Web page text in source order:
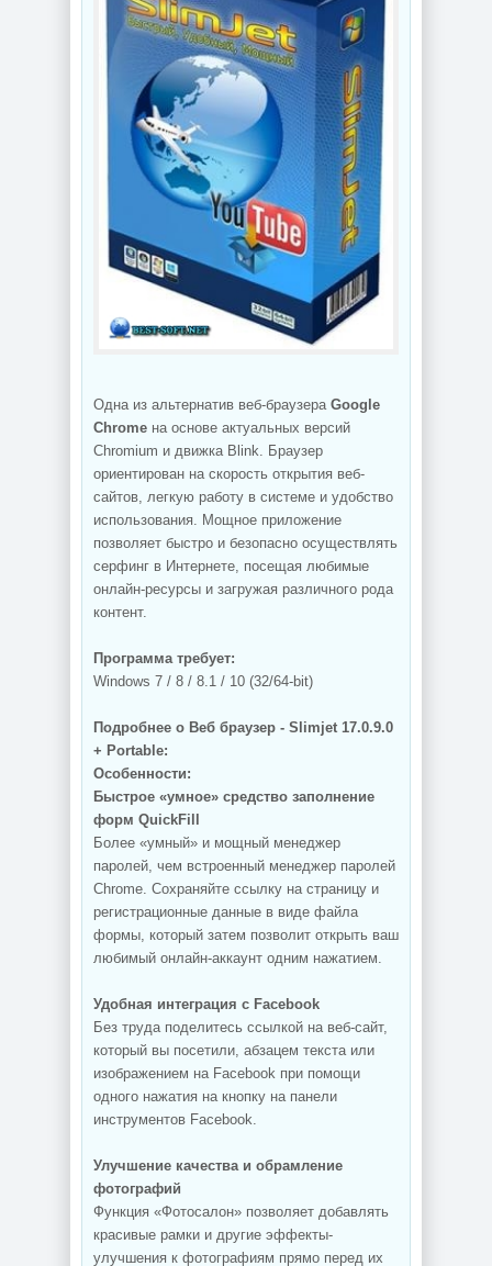
Одна из альтернатив веб-браузера Google
Chrome на основе актуальных версий
Chromium и движка Blink. Браузер
ориентирован на скорость открытия веб-
сайтов, легкую работу в системе и удобство
использования. Мощное приложение
позволяет быстро и безопасно осуществлять
серфинг в Интернете, посещая любимые
онлайн-ресурсы и загружая различного рода
контент.
Программа требует:
Windows 7 / 8 / 8.1 / 10 (32/64-bit)
Подробнее о Веб браузер - Slimjet 17.0.9.0
+ Portable:
Особенности:
Быстрое «умное» средство заполнение
форм QuickFill
Более «умный» и мощный менеджер
паролей, чем встроенный менеджер паролей
Chrome. Сохраняйте ссылку на страницу и
регистрационные данные в виде файла
формы, который затем позволит открыть ваш
любимый онлайн-аккаунт одним нажатием.
Удобная интеграция с Facebook
Без труда поделитесь ссылкой на веб-сайт,
который вы посетили, абзацем текста или
изображением на Facebook при помощи
одного нажатия на кнопку на панели
инструментов Facebook.
Улучшение качества и обрамление
фотографий
Функция «Фотосалон» позволяет добавлять
красивые рамки и другие эффекты-
улучшения к фотографиям прямо перед их